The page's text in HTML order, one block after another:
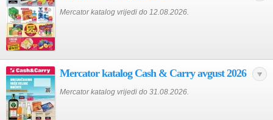
Mercator katalog vrijedi do 12.08.2026.
Mercator katalog Cash & Carry avgust 2026
Mercator katalog vrijedi do 31.08.2026.